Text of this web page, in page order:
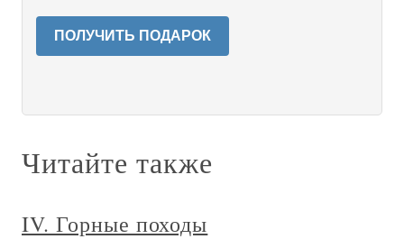
ПОЛУЧИТЬ ПОДАРОК
Читайте также
IV. Горные походы